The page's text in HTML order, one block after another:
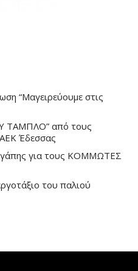
“Μαγειρεύουμε στις
ΤΑΜΠΛΟ” από τους
Έδεσσας
για τους ΚΟΜΜΩΤΕΣ
του παλιού